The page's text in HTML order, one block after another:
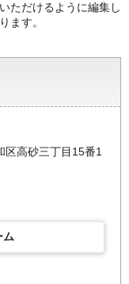
ただけるように編集し
ます。
高砂三丁目15番1
ム